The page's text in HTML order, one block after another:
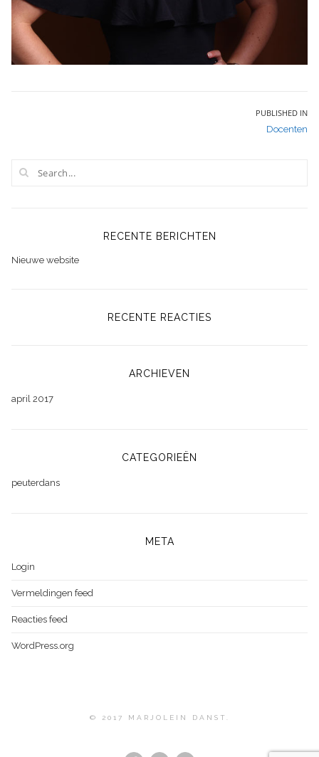
PUBLISHED IN
Docenten
RECENTE BERICHTEN
Nieuwe website
RECENTE REACTIES
ARCHIEVEN
april 2017
CATEGORIEËN
peuterdans
META
Login
Vermeldingen feed
Reacties feed
WordPress.org
© 2017 MARJOLEIN DANST.